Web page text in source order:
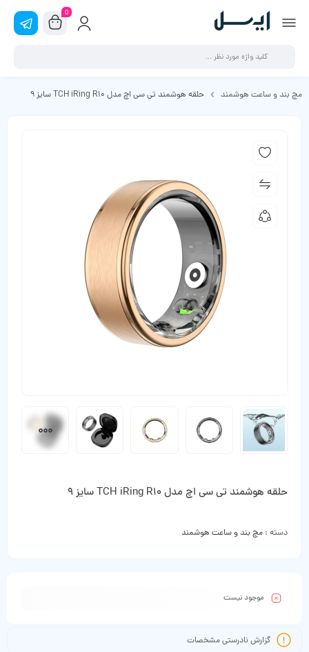
0
مچ بند و ساعت هوشمند حلقه هوشمند تی سی اچ مدل TCH iRing R10 سایز 9
حلقه هوشمند تی سی اچ مدل TCH iRing R10 سایز 9
دسته : مچ بند و ساعت هوشمند
موجود نیست
گزارش نادرستی مشخصات